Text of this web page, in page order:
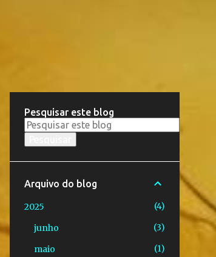
Pesquisar este blog
Arquivo do blog
2025
4
junho
3
maio
1